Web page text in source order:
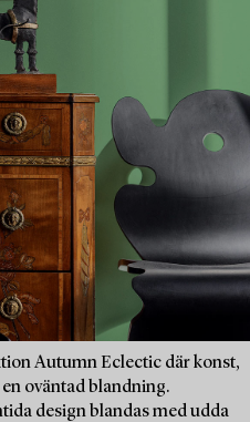
Autumn Eclectic där konst,
oväntad blandning.
design blandas med udda